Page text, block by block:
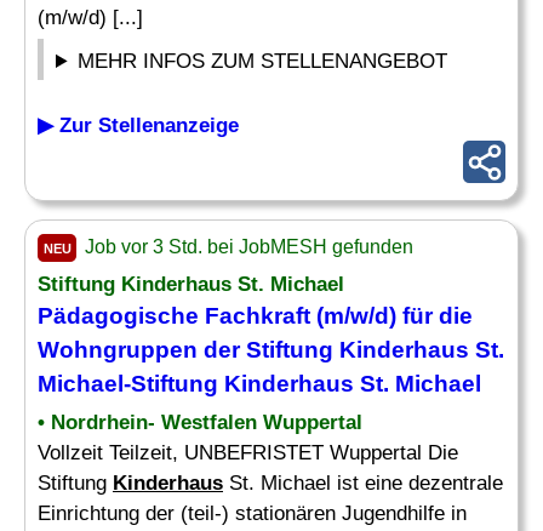
(m/w/d) [...]
MEHR INFOS ZUM STELLENANGEBOT
▶ Zur Stellenanzeige
NEU Job vor 3 Std. bei JobMESH gefunden
Stiftung Kinderhaus St. Michael
Pädagogische Fachkraft (m/w/d) für die
Wohngruppen der Stiftung Kinderhaus St.
Michael-Stiftung Kinderhaus St. Michael
• Nordrhein- Westfalen Wuppertal
Vollzeit Teilzeit, UNBEFRISTET Wuppertal Die
Stiftung Kinderhaus St. Michael ist eine dezentrale
Einrichtung der (teil-) stationären Jugendhilfe in